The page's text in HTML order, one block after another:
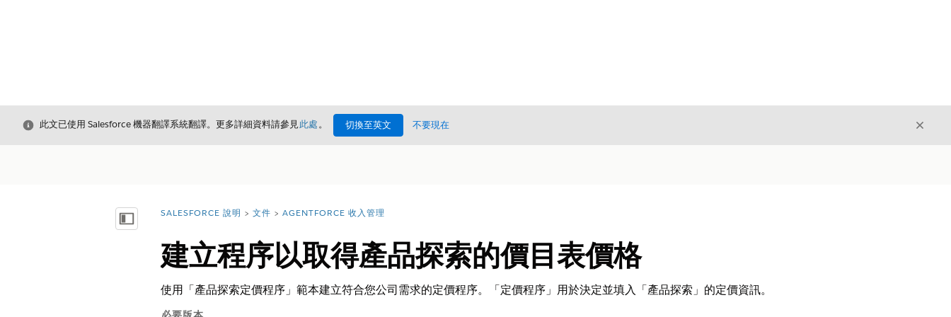
結束
此文已使用 Salesforce 機器翻譯系統翻譯。更多詳細資料請參見此處。 切換至英文 不要現在 結束
顯示目錄 您位於此處：
SALESFORCE 說明 文件 AGENTFORCE 收入管理
建立程序以取得產品探索的價目表價格
使用「產品探索定價程序」範本建立符合您公司需求的定價程序。「定價程序」用於決定並填入「產品探索」的定價資訊。